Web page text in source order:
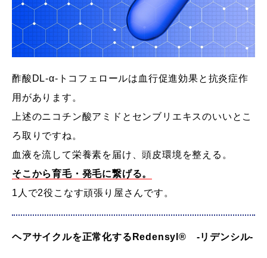
酢酸DL-α-トコフェロールは血行促進効果と抗炎症作
用があります。
上述のニコチン酸アミドとセンブリエキスのいいとこ
ろ取りですね。
血液を流して栄養素を届け、頭皮環境を整える。
そこから育毛・発毛に繋げる。
1人で2役こなす頑張り屋さんです。
ヘアサイクルを正常化するRedensyl® -リデンシル-